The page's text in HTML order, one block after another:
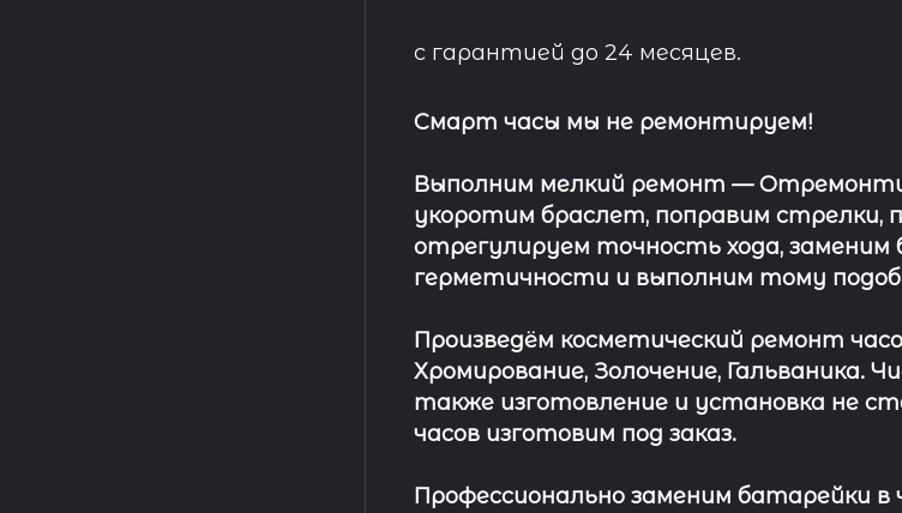
с гарантией до 24 месяцев.
Смарт часы мы не ремонтируем!
Выполним мелкий ремонт —
укоротим браслет, поправим
отрегулируем точность хода,
герметичности и выполним тому
Произведём косметический ремонт
Хромирование, Золочение, Гальваника.
также изготовление и установка не
часов изготовим под заказ.
Профессионально заменим батарейки в